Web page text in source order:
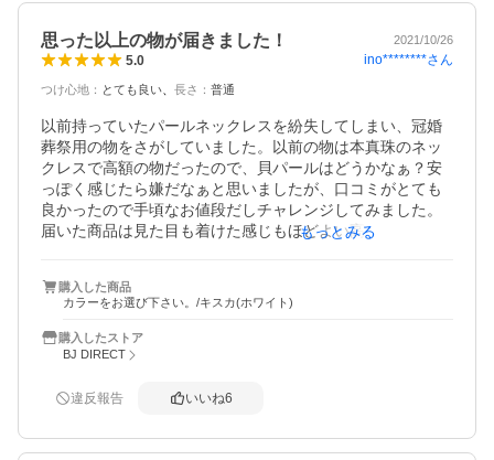
思った以上の物が届きました！ 2021/10/26
5.0 ino********さん
つけ心地 ： とても良い 長さ ： 普通
以前持っていたパールネックレスを紛失してしまい、冠婚
葬祭用の物をさがしていました。以前の物は本真珠のネッ
クレスで高額の物だったので、貝パールはどうかなぁ？安
っぽく感じたら嫌だなぁと思いましたが、口コミがとても
良かったので手頃なお値段だしチャレンジしてみました。
届いた商品は見た目も着けた感じもほどよい高級感があり
もっとみる
購入した商品
カラーをお選び下さい。/キスカ(ホワイト)
購入したストア
BJ DIRECT
違反報告 いいね6